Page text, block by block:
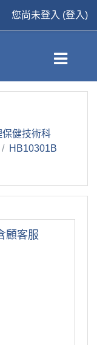
您尚未登入 (登入)
保健技術科
HB10301B
顧客服